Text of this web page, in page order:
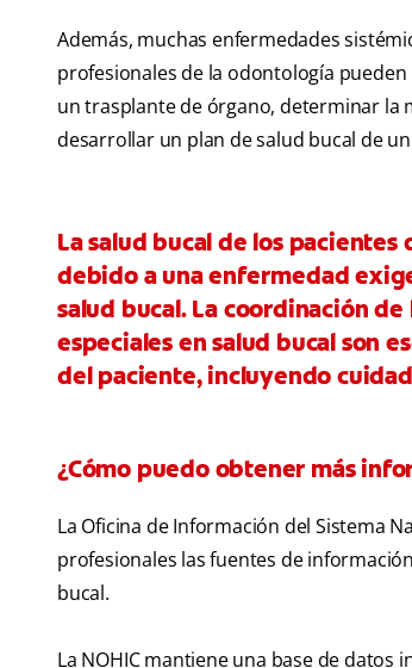
Además, muchas enfermedades
profesionales de la odontología
un trasplante de órgano, determinar la
desarrollar un plan de salud bucal de
La salud bucal de los
debido a una enfermedad
salud bucal. La coordinación
especiales en salud bucal son
del paciente, incluyendo
¿Cómo puedo obtener más
La Oficina de Información del Sistema
profesionales las fuentes de
bucal.
La NOHIC mantiene una base de